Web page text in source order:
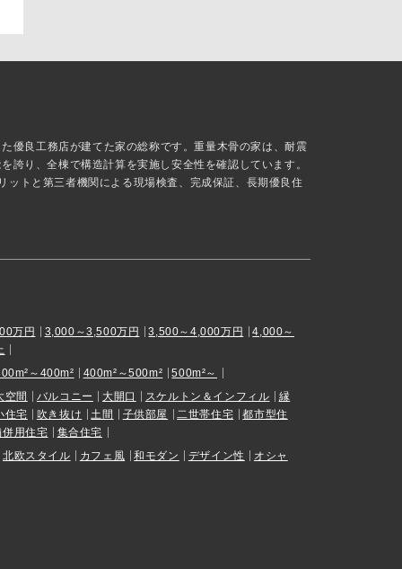
優良工務店が建てた家の総称です。重量木骨の家は、耐震
誇り、全棟で構造計算を実施し安全性を確認しています。
トと第三者機関による現場検査、完成保証、長期優良住
万円 3,000～3,500万円 3,500～4,000万円
4,000～
～400m²
400m²～500m²
500m²～
空間
バルコニー 大開口 スケルトン＆インフィル
縁
住宅
吹き抜け 土間 子供部屋 二世帯住宅
都市型住
併用住宅
集合住宅
北欧スタイル
カフェ風 和モダン デザイン性 オシャ